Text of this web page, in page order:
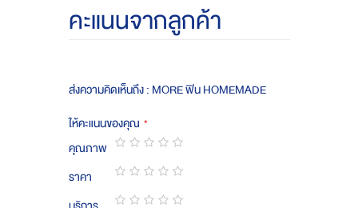
คะแนนจากลูกค้า
ส่งความคิดเห็นถึง : MORE ฟิน HOMEMADE
ให้คะแนนของคุณ
คุณภาพ
1
star
2
stars
3
stars
4
stars
5
stars
ราคา
12345